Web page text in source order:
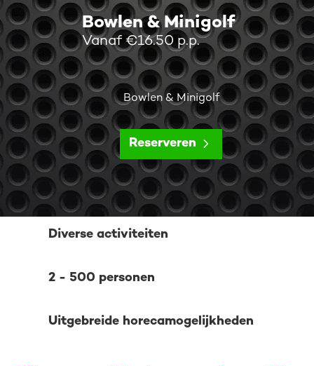
Bowlen & Minigolf
Vanaf €16.50 p.p.
Bowlen & Minigolf
Reserveren
Diverse activiteiten
2 - 500 personen
Uitgebreide horecamogelijkheden